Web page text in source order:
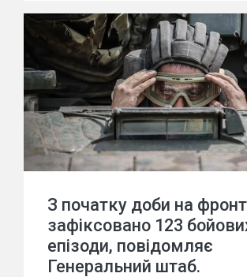
З початку доби на
зафіксовано 123
епізоди, повідомляє
Генеральний штаб.